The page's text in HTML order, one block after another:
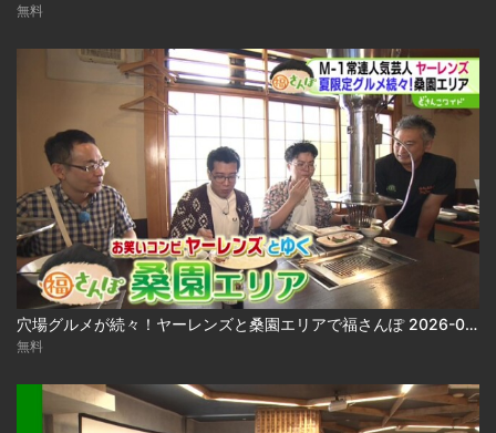
無料
穴場グルメが続々！ヤーレンズと桑園エリアで福さんぽ 2026-08-03
無料